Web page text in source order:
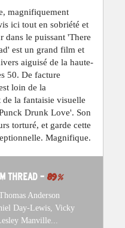
magnifiquement
ici tout en sobriété et
dans le puissant 'There
est un grand film et
aiguisé de la haute-
50. De facture
loin de la
de la fantaisie visuelle
Drunk Love'. Son
torturé, et garde cette
Magnifique.
THREAD – 89%
Anderson
Day-Lewis, Vicky
Manville...